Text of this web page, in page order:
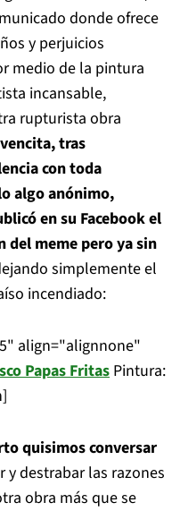
donde ofrece
y perjuicios
medio de la pintura
incansable,
rupturista obra
tras
con toda
algo anónimo,
en su Facebook el
del meme pero ya sin
simplemente el
incendiado:
align="alignnone"
Pintura:
quisimos conversar
y destrabar las razones
obra más que se